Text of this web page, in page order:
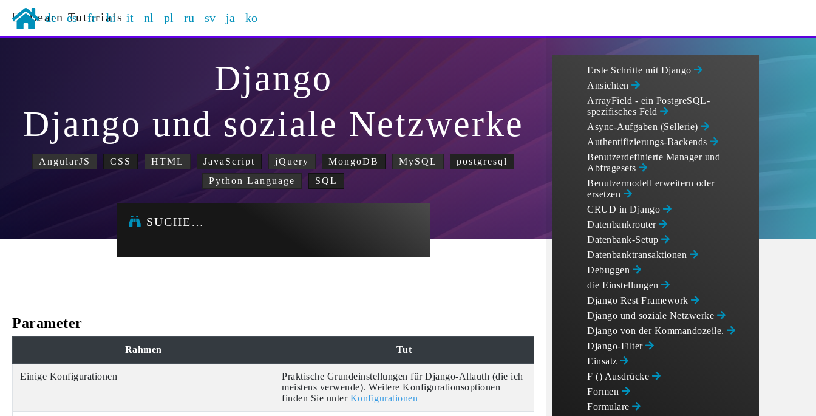
Learn Tutorials
de es fr hi it nl pl ru sv ja ko
Django
Django und soziale Netzwerke
AngularJS CSS HTML JavaScript jQuery MongoDB MySQL
postgresql
Python Language
SQL
SUCHE…
Parameter
Rahmen Tut
Einige Konfigurationen
Praktische Grundeinstellungen für Django-Allauth (die ich
meistens verwende). Weitere Konfigurationsoptionen
finden Sie unter Konfigurationen
Erste Schritte mit Django
Ansichten
ArrayField - ein PostgreSQL-
spezifisches Feld
Async-Aufgaben (Sellerie)
Authentifizierungs-Backends
Benutzerdefinierte Manager und
Abfragesets
Benutzermodell erweitern oder
ersetzen
CRUD in Django
Datenbankrouter
Datenbank-Setup
Datenbanktransaktionen
Debuggen
die Einstellungen
Django Rest Framework
Django und soziale Netzwerke
Django von der Kommandozeile.
Django-Filter
Einsatz
F () Ausdrücke
Formen
Formulare